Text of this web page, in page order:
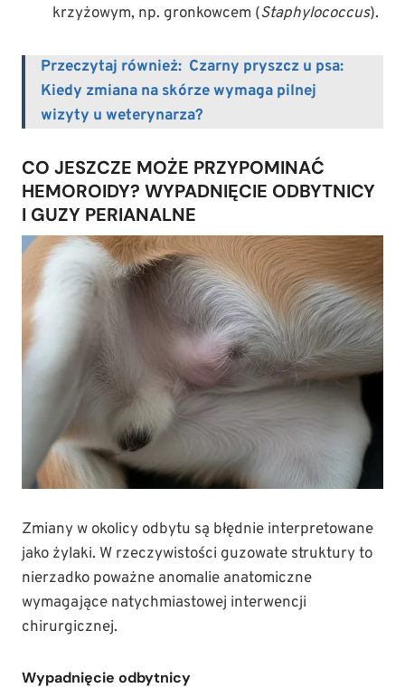
krzyżowym, np. gronkowcem (Staphylococcus).
Przeczytaj również: Czarny pryszcz u psa:
Kiedy zmiana na skórze wymaga pilnej
wizyty u weterynarza?
CO JESZCZE MOŻE PRZYPOMINAĆ
HEMOROIDY? WYPADNIĘCIE ODBYTNICY
I GUZY PERIANALNE
Zmiany w okolicy odbytu są błędnie interpretowane
jako żylaki. W rzeczywistości guzowate struktury to
nierzadko poważne anomalie anatomiczne
wymagające natychmiastowej interwencji
chirurgicznej.
Wypadnięcie odbytnicy